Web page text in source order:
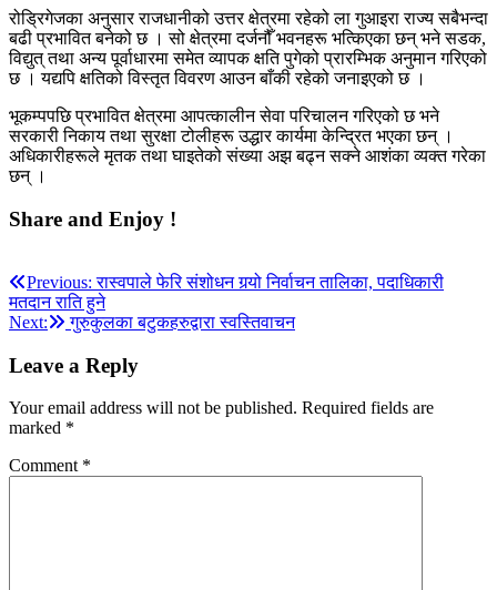
रोड्रिगेजका अनुसार राजधानीको उत्तर क्षेत्रमा रहेको ला गुआइरा राज्य सबैभन्दा
बढी प्रभावित बनेको छ । सो क्षेत्रमा दर्जनौँ भवनहरू भत्किएका छन् भने सडक,
विद्युत् तथा अन्य पूर्वाधारमा समेत व्यापक क्षति पुगेको प्रारम्भिक अनुमान गरिएको
छ । यद्यपि क्षतिको विस्तृत विवरण आउन बाँकी रहेको जनाइएको छ ।
भूकम्पपछि प्रभावित क्षेत्रमा आपत्कालीन सेवा परिचालन गरिएको छ भने
सरकारी निकाय तथा सुरक्षा टोलीहरू उद्धार कार्यमा केन्द्रित भएका छन् ।
अधिकारीहरूले मृतक तथा घाइतेको संख्या अझ बढ्न सक्ने आशंका व्यक्त गरेका
छन् ।
Share and Enjoy !
Post
navigation
Previous: रास्वपाले फेरि संशोधन गर्‍यो निर्वाचन तालिका, पदाधिकारी
मतदान राति हुने
Next:
गुरुकुलका बटुकहरुद्वारा स्वस्तिवाचन
Leave a Reply
Your email address will not be published. Required fields are
marked *
Comment *